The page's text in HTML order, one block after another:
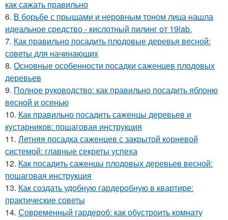
как сажать правильно
6. В борьбе с прыщами и неровным тоном лица нашла
идеальное средство - кислотный пилинг от 19lab.
7. Как правильно посадить плодовые деревья весной:
советы для начинающих
8. Основные особенности посадки саженцев плодовых
деревьев
9. Полное руководство: как правильно посадить яблоню
весной и осенью
10. Как правильно посадить саженцы деревьев и
кустарников: пошаговая инструкция
11. Летняя посадка саженцев с закрытой корневой
системой: главные секреты успеха
12. Как посадить саженцы плодовых деревьев весной:
пошаговая инструкция
13. Как создать удобную гардеробную в квартире:
практические советы
14. Современный гардероб: как обустроить комнату